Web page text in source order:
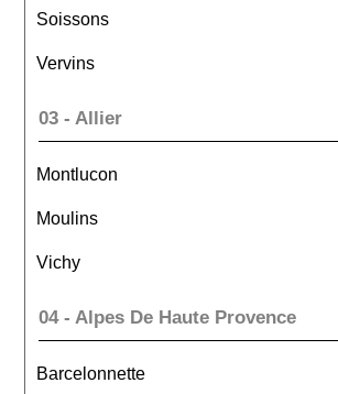
Soissons
Vervins
03 - Allier
Montlucon
Moulins
Vichy
04 - Alpes De Haute Provence
Barcelonnette